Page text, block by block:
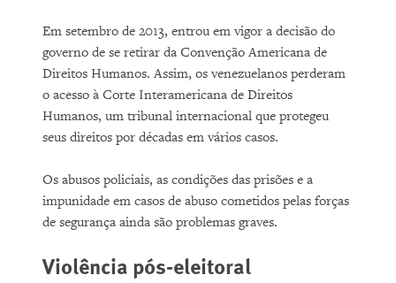
Em setembro de 2013, entrou em vigor a decisão do
governo de se retirar da Convenção Americana de
Direitos Humanos. Assim, os venezuelanos perderam
o acesso à Corte Interamericana de Direitos
Humanos, um tribunal internacional que protegeu
seus direitos por décadas em vários casos.
Os abusos policiais, as condições das prisões e a
impunidade em casos de abuso cometidos pelas forças
de segurança ainda são problemas graves.
Violência pós-eleitoral